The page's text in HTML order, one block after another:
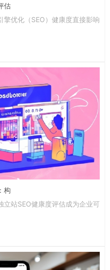
估
优化（SEO）健康度直接影响
构
站SEO健康度评估成为企业可